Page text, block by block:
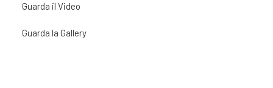
Guarda il Video
Guarda la Gallery